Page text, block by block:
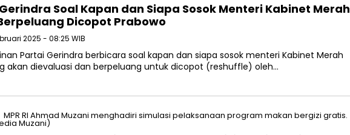
Soal Kapan dan Siapa Sosok Menteri Kabinet Merah
Dicopot Prabowo
2025 - 08:25 WIB
Partai Gerindra berbicara soal kapan dan siapa sosok menteri Kabinet Merah
akan dievaluasi dan berpeluang untuk dicopot (reshuffle) oleh…